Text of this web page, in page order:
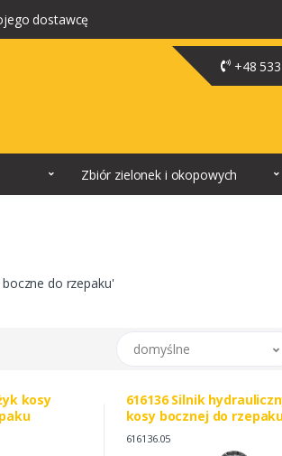
dostawcę
+48
Zbiór zielonek i okopowych
boczne do rzepaku'
domyślne
kosy
616136 Silnik
kosy bocznej do
616136.05